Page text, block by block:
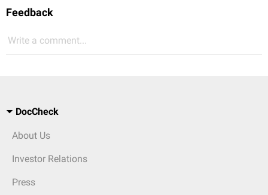
Feedback
Write a comment...
DocCheck
About Us
Investor Relations
Press